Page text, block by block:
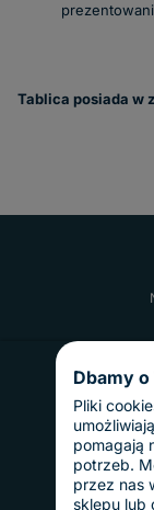
Tablica posiada w
Dbamy
Pliki
pomagają
potrzeb.
przez nas
sklepu lub